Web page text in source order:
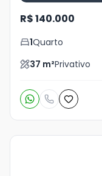
R$ 140.000
1Quarto
37 m²Privativo